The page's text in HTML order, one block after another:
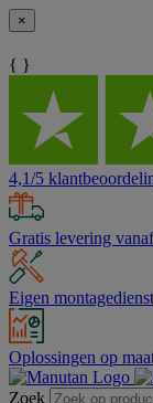
×
{ }
4,1/5
Gratis levering
Eigen montagedienst
Oplossingen op
Zoek